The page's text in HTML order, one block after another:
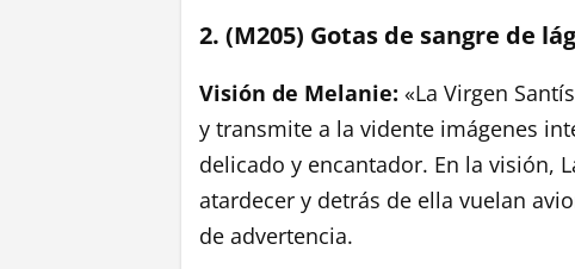
2. (M205) Gotas de sangre de
Visión de Melanie: «La Virgen
y transmite a la vidente imágenes
delicado y encantador. En la visión,
atardecer y detrás de ella vuelan
de advertencia.